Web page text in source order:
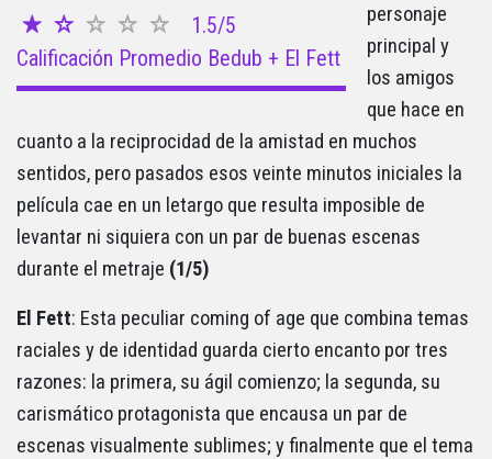
1.5/5
Calificación Promedio Bedub + El Fett
personaje
principal y
los amigos
que hace en
cuanto a la reciprocidad de la amistad en muchos
sentidos, pero pasados esos veinte minutos iniciales la
película cae en un letargo que resulta imposible de
levantar ni siquiera con un par de buenas escenas
durante el metraje (1/5)
El Fett: Esta peculiar coming of age que combina temas
raciales y de identidad guarda cierto encanto por tres
razones: la primera, su ágil comienzo; la segunda, su
carismático protagonista que encausa un par de
escenas visualmente sublimes; y finalmente que el tema